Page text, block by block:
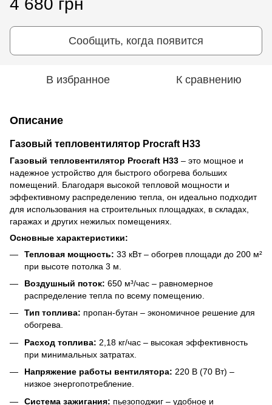
Сообщить, когда появится
В избранное К сравнению
Описание
Газовый тепловентилятор Procraft H33
Газовый тепловентилятор Procraft H33 – это мощное и
надежное устройство для быстрого обогрева больших
помещений. Благодаря высокой тепловой мощности и
эффективному распределению тепла, он идеально подходит
для использования на строительных площадках, в складах,
гаражах и других нежилых помещениях.
Основные характеристики:
Тепловая мощность: 33 кВт – обогрев площади до 200 м²
при высоте потолка 3 м.
Воздушный поток: 650 м³/час – равномерное
распределение тепла по всему помещению.
Тип топлива: пропан-бутан – экономичное решение для
обогрева.
Расход топлива: 2,18 кг/час – высокая эффективность
при минимальных затратах.
Напряжение работы вентилятора: 220 В (70 Вт) –
низкое энергопотребление.
Система зажигания: пьезоподжиг – удобное и